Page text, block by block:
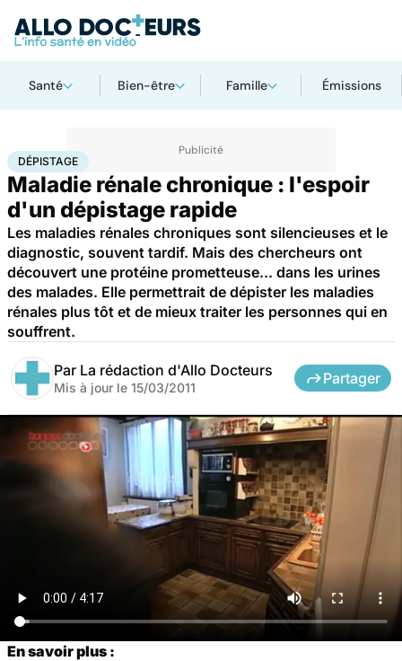
Santé Bien-être Famille Émissions
AccueilSanté Maladies
DÉPISTAGE
Maladie rénale chronique : l'espoir
d'un dépistage rapide
Les maladies rénales chroniques sont silencieuses et le
diagnostic, souvent tardif. Mais des chercheurs ont
découvert une protéine prometteuse... dans les urines
des malades. Elle permettrait de dépister les maladies
rénales plus tôt et de mieux traiter les personnes qui en
souffrent.
Par La rédaction d'Allo Docteurs
Mis à jour le 15/03/2011
Partager
En savoir plus :